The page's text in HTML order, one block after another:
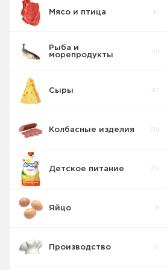
Мясо и птица 87
Рыба и
морепродукты
114
Сыры 187
Колбасные изделия 214
Детское питание 215
Кусочки
Детская
Яйцо 6
Производство 47